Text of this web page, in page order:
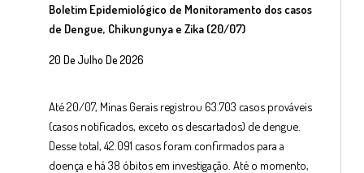
Boletim Epidemiológico de Monitoramento dos casos
de Dengue, Chikungunya e Zika (20/07)
20 De Julho De 2026
Até 20/07, Minas Gerais registrou 63.703 casos prováveis
(casos notificados, exceto os descartados) de dengue.
Desse total, 42.091 casos foram confirmados para a
doença e há 38 óbitos em investigação. Até o momento,